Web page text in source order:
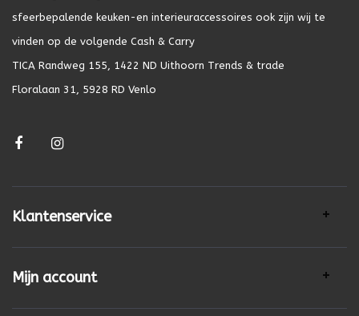
sfeerbepalende keuken-en interieuraccessoires ook zijn wij te
vinden op de volgende Cash & Carry
TICA Randweg 155, 1422 ND Uithoorn Trends & trade
Floralaan 31, 5928 RD Venlo
Klantenservice
Mijn account